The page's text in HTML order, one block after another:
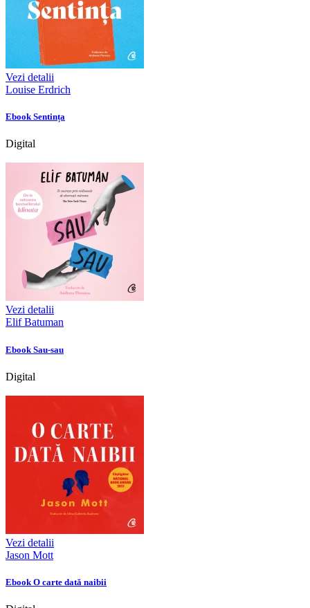
Vezi detalii
Louise Erdrich
Ebook Sentința
Digital
Vezi detalii
Elif Batuman
Ebook Sau-sau
Digital
Vezi detalii
Jason Mott
Ebook O carte dată naibii